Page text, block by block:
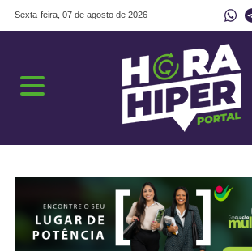
Sexta-feira, 07 de agosto de 2026